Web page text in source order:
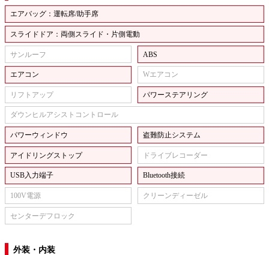
エアバッグ：運転席/助手席
スライドドア：両側スライド・片側電動
サンルーフ ABS
エアコン Wエアコン
リフトアップ パワーステアリング
ダウンヒルアシストコントロール
パワーウィンドウ 盗難防止システム
アイドリングストップ ドライブレコーダー
USB入力端子 Bluetooth接続
100V電源 クリーンディーゼル
センターデフロック
外装・内装